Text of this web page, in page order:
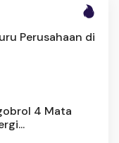
Perusahaan di
4 Mata